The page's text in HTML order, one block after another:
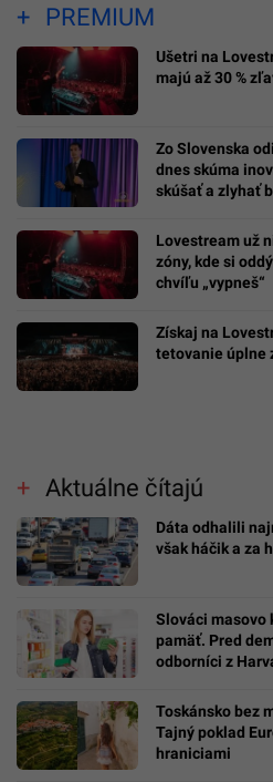
PREMIUM
Ušetri na
majú až 30 %
Zo Slovenska
dnes skúma
skúšať a zlyhať
Lovestream už
zóny, kde si
chvíľu „vypneš“
Získaj na
tetovanie úplne
Aktuálne čítajú
Dáta odhalili
však háčik a za
Slováci masovo
pamäť. Pred
odborníci z
Toskánsko bez
Tajný poklad
hraniciami